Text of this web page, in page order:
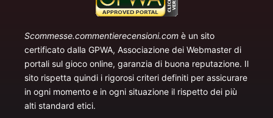
Scommesse.commentierecensioni.com è un sito
certificato dalla GPWA, Associazione dei Webmaster di
portali sul gioco online, garanzia di buona reputazione. Il
sito rispetta quindi i rigorosi criteri definiti per assicurare
in ogni momento e in ogni situazione il rispetto dei più
alti standard etici.